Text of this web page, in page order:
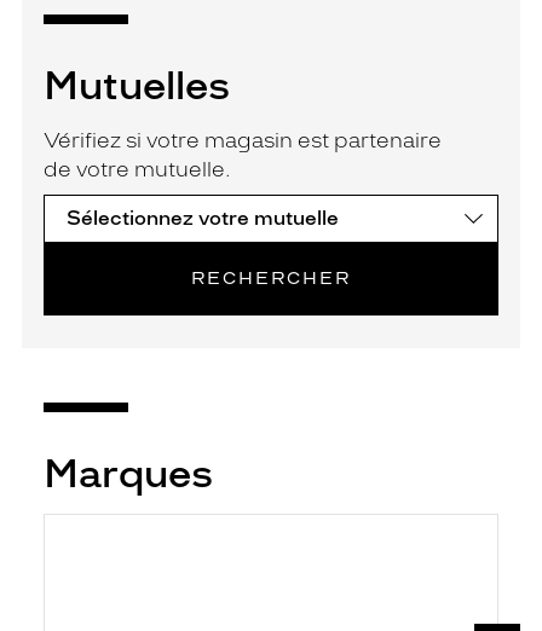
Mutuelles
Vérifiez si votre magasin est partenaire
de votre mutuelle.
RECHERCHER
Marques